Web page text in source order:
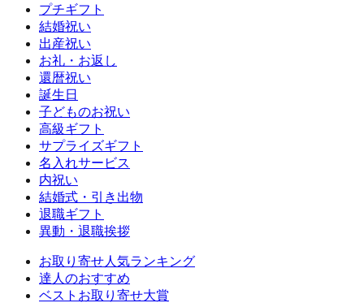
プチギフト
結婚祝い
出産祝い
お礼・お返し
還暦祝い
誕生日
子どものお祝い
高級ギフト
サプライズギフト
名入れサービス
内祝い
結婚式・引き出物
退職ギフト
異動・退職挨拶
お取り寄せ人気ランキング
達人のおすすめ
ベストお取り寄せ大賞